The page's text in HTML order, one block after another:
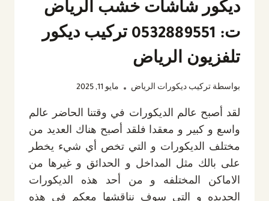
ديكور شاشات خشب الرياض
ت: 0532889551 تركيب ديكور
تلفزيون الرياض
بواسطة تركيب ديكورات الرياض مايو 11, 2025
لقد أصبح عالم الديكورات في وقتنا الحاضر عالم
واسع و كبير و معقدا فلقد أصبح هناك العديد من
مختلف الديكورات و التي تخص أي شيء يخطر
على بالك مثل المداخل و الحدائق و غيرها من
الاماكن المختلفه و من أحد هذه الديكورات
الجديده و التي سوف نناقشها معكم في هذه